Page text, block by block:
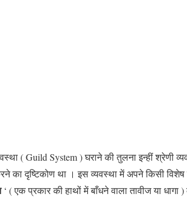
( Guild System ) घराने की तुलना इन्हीं श्रेणी
का दृष्टिकोण था । इस व्यवस्था में अपने किसी
‘ ( एक प्रकार की हाथों में बाँधने वाला तावीज या